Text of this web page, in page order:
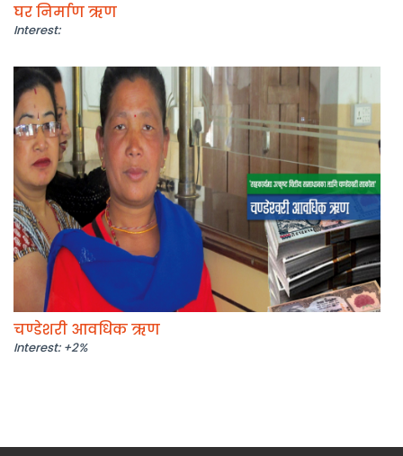
घर निर्माण ऋण
Interest:
चण्डेशरी आवधिक ऋण
Interest: +2%